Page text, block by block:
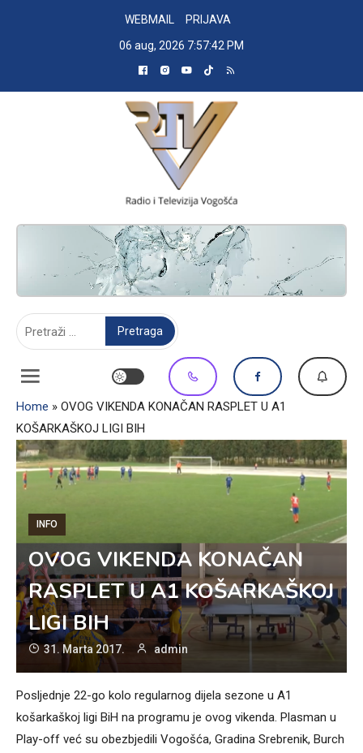
WEBMAIL
PRIJAVA
06 aug, 2026 7:57:43 PM
RADIO TELEVIZIJA VOGOŠĆA
Home » OVOG VIKENDA KONAČAN RASPLET U A1
KOŠARKAŠKOJ LIGI BIH
INFO
OVOG VIKENDA KONAČAN
RASPLET U A1 KOŠARKAŠKOJ
LIGI BIH
31. Marta 2017. admin
Posljednje 22-go kolo regularnog dijela sezone u A1
košarkaškoj ligi BiH na programu je ovog vikenda. Plasman u
Play-off već su obezbjedili Vogošća, Gradina Srebrenik, Burch